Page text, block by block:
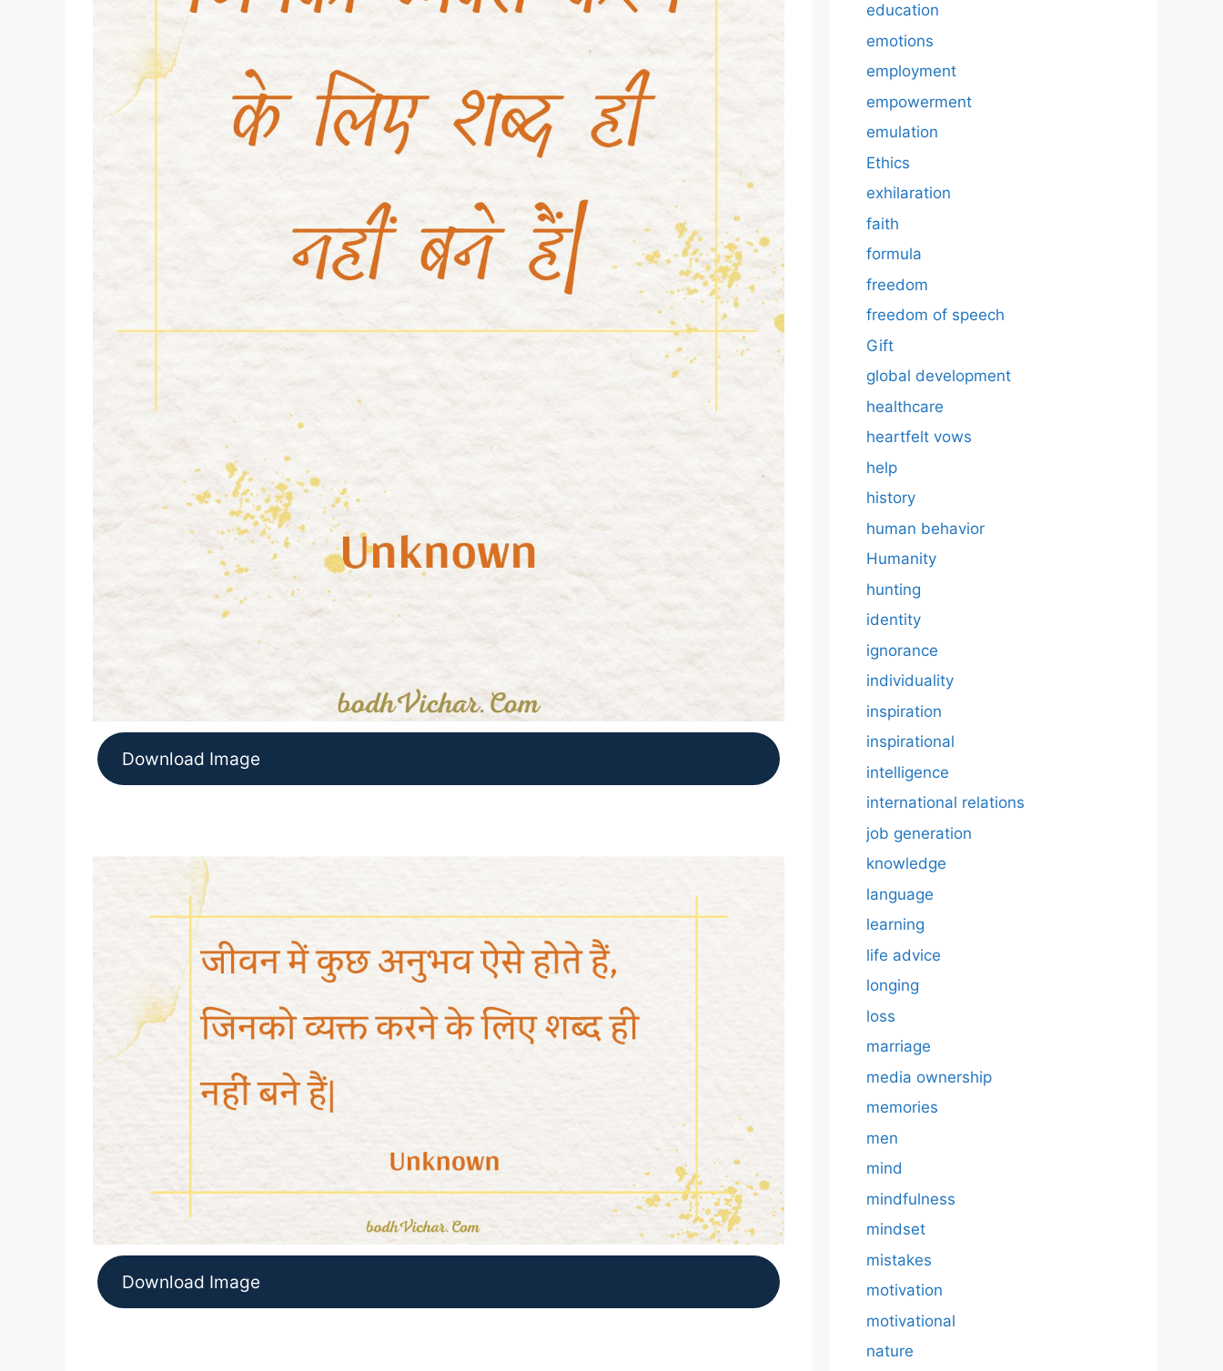
Download Image
Download Image
education
emotions
employment
empowerment
emulation
Ethics
exhilaration
faith
formula
freedom
freedom of speech
Gift
global development
healthcare
heartfelt vows
help
history
human behavior
Humanity
hunting
identity
ignorance
individuality
inspiration
inspirational
intelligence
international relations
job generation
knowledge
language
learning
life advice
longing
loss
marriage
media ownership
memories
men
mind
mindfulness
mindset
mistakes
motivation
motivational
nature